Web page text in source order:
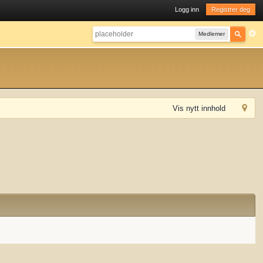
Logg inn Registrer deg
Medlemer
Vis nytt innhold